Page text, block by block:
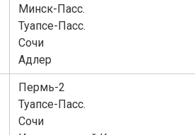
Минск-Пасс.
Туапсе-Пасс.
Сочи
Адлер
Пермь-2
Туапсе-Пасс.
Сочи